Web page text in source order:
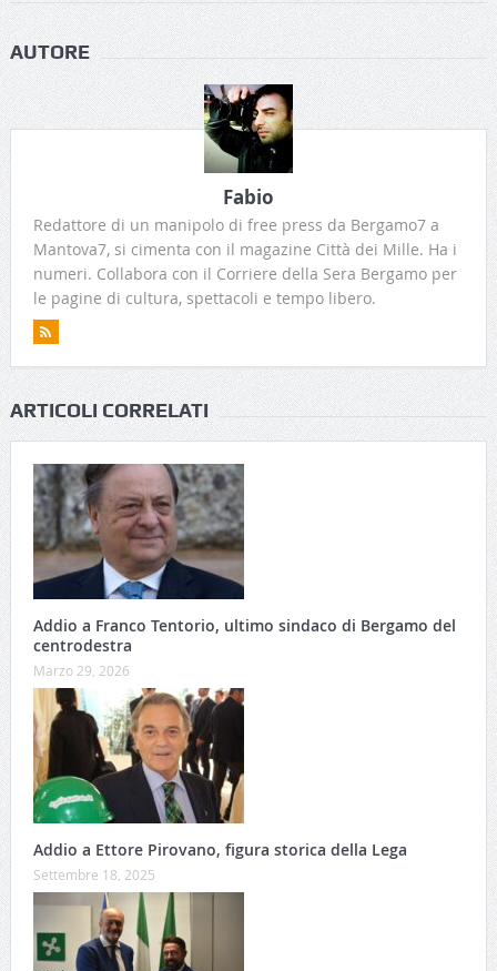
AUTORE
Fabio
Redattore di un manipolo di free press da Bergamo7 a
Mantova7, si cimenta con il magazine Città dei Mille. Ha i
numeri. Collabora con il Corriere della Sera Bergamo per
le pagine di cultura, spettacoli e tempo libero.
ARTICOLI CORRELATI
Addio a Franco Tentorio, ultimo sindaco di Bergamo del
centrodestra
Marzo 29, 2026
Addio a Ettore Pirovano, figura storica della Lega
Settembre 18, 2025